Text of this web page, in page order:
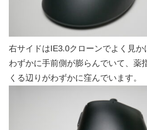
右サイドはIE3.0クローンでよく見か
わずかに手前側が膨らんでいて、薬
くる辺りがわずかに窪んでいます。